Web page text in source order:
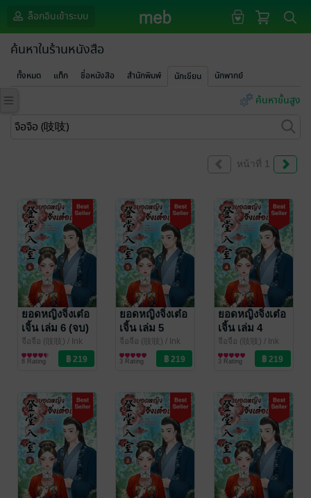
ล็อกอินเข้าระบบ
ค้นหาในร้านหนังสือ
ทั้งหมด แท็ก ชื่อหนังสือ สำนักพิมพ์ นักเขียน นักพากย์
ค้นหาขั้นสูง
หน้าที่ 1
ยอดหญิงจิ่งเต๋อ
เจิ้น เล่ม 6 (จบ)
จือจือ (吱吱) / Ink
Stone
นิยายรักจีนโบราณ
8 Rating
ยอดหญิงจิ่งเต๋อ
เจิ้น เล่ม 5
จือจือ (吱吱) / Ink
Stone
นิยายรักจีนโบราณ
3 Rating
ยอดหญิงจิ่งเต๋อ
เจิ้น เล่ม 4
จือจือ (吱吱) / Ink
Stone
นิยายรักจีนโบราณ
3 Rating